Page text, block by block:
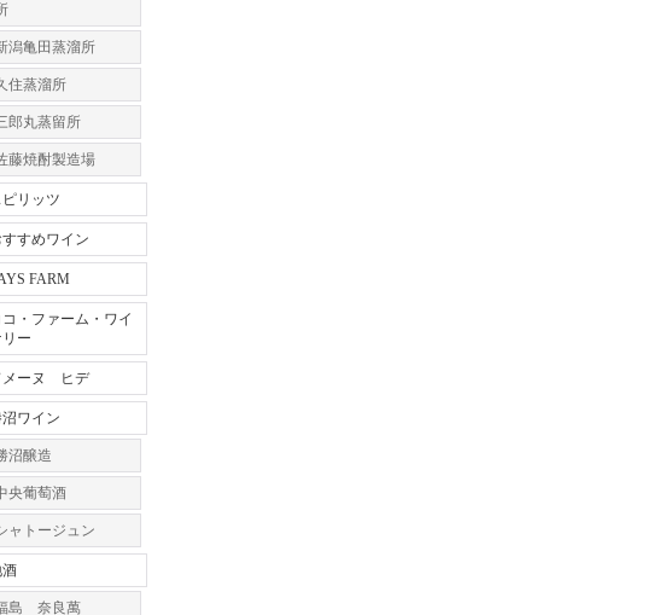
潟亀田蒸溜所
住蒸溜所
郎丸蒸留所
藤焼酎製造場
ピリッツ
すすめワイン
FARM
コ・ファーム・ワイ
ー
メーヌ ヒデ
沼ワイン
沼醸造
央葡萄酒
ャトージュン
島 奈良萬